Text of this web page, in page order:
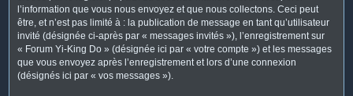
l’information que vous nous envoyez et que nous collectons. Ceci peut
être, et n’est pas limité à : la publication de message en tant qu’utilisateur
invité (désignée ci-après par « messages invités »), l’enregistrement sur
« Forum Yi-King Do » (désignée ici par « votre compte ») et les messages
que vous envoyez après l’enregistrement et lors d’une connexion
(désignés ici par « vos messages »).